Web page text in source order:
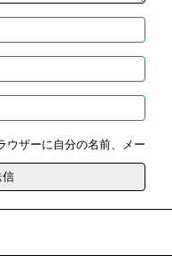
ウザーに自分の名前、メー